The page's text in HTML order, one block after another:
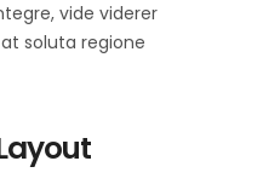
vide viderer
soluta regione